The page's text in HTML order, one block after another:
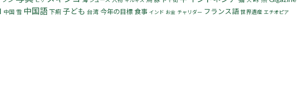
中国 雪 中国語 下痢 子ども 台湾 今年の目標食事 インド お金 チャリダー フランス語 世界遺産 エチオピア